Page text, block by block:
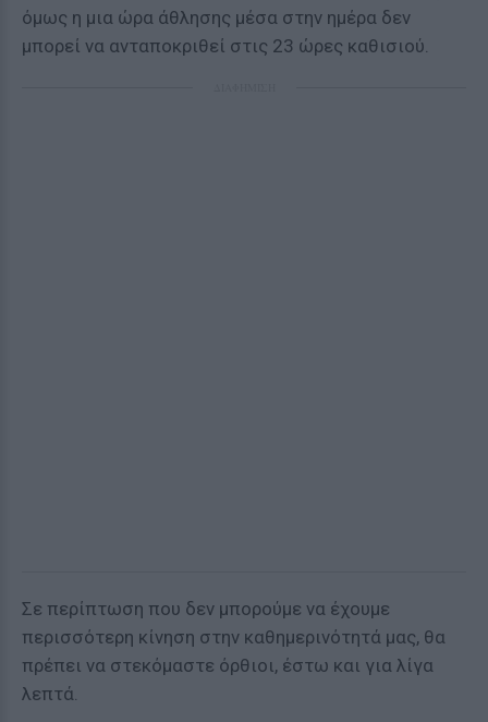
όμως η μια ώρα άθλησης μέσα στην ημέρα δεν
μπορεί να ανταποκριθεί στις 23 ώρες καθισιού.
Σε περίπτωση που δεν μπορούμε να έχουμε
περισσότερη κίνηση στην καθημερινότητά μας, θα
πρέπει να στεκόμαστε όρθιοι, έστω και για λίγα
λεπτά.